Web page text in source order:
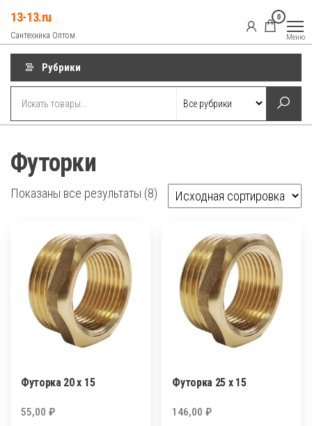
содержимому
13-13.ru
Сантехника Оптом
0
Меню
Рубрики
Футорки
Показаны все результаты (8)
Футорка 20 х 15
55,00 ₽
Футорка 25 х 15
146,00₽